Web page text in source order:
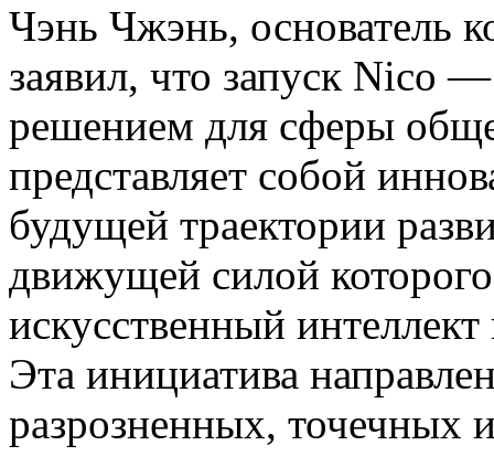
Чэнь Чжэнь, основатель
заявил, что запуск Nico
решением для сферы
представляет собой
будущей траектории
движущей силой
искусственный
Эта инициатива
разрозненных, точечных